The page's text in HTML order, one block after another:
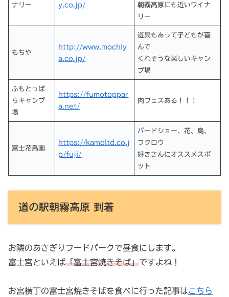
ナリー
y.co.jp/
朝霧高原にも近いワイナ
リー
もちや
http://www.mochiy
a.co.jp/
遊具もあって子どもが喜
んで
くれそうな楽しいキャン
プ場
ふもとっぱ
らキャンプ
場
https://fumotoppar
a.net/
肉フェスある！！！
富士花鳥園
https://kamoltd.co.j
p/fuji/
バードショー、花、鳥、
フクロウ
好きさんにオススメスポ
ット
道の駅朝霧高原 到着
お隣のあさぎりフードパークで昼食にします。
富士宮といえば「富士宮焼きそば」ですよね！
お宮横丁の富士宮焼きそばを食べに行った記事はこちら